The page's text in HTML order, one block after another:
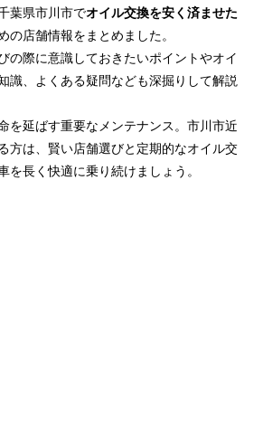
葉県市川市でオイル交換を安く済ませた
の店舗情報をまとめました。
の際に意識しておきたいポイントやオイ
識、よくある疑問なども深掘りして解説
を延ばす重要なメンテナンス。市川市近
方は、賢い店舗選びと定期的なオイル交
を長く快適に乗り続けましょう。